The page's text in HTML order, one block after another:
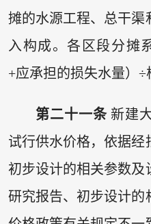
摊的水源工程、总干渠
入构成。各区段分摊
+应承担的损失水量）÷
第二十一条新建
试行供水价格，依据经
初步设计的相关参数及
研究报告、初步设计的